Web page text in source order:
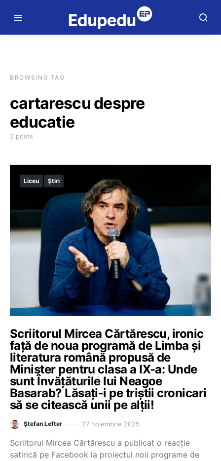
BROWSING TAG
cartarescu despre
educatie
2 posts
Liceu Știri
Scriitorul Mircea Cărtărescu, ironic
față de noua programă de Limba și
literatura română propusă de
Minister pentru clasa a IX-a: Unde
sunt Învățăturile lui Neagoe
Basarab? Lăsați-i pe triștii cronicari
să se citească unii pe alții!
Ștefan Lefter 27 noiembrie 2025
Scriitorul Mircea Cărtărescu a publicat o reacție
satirică pe Facebook la proiectul noii programe de